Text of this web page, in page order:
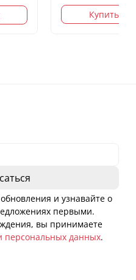
Купить в
и узнавайте о
первыми.
вы принимаете
персональных данных.